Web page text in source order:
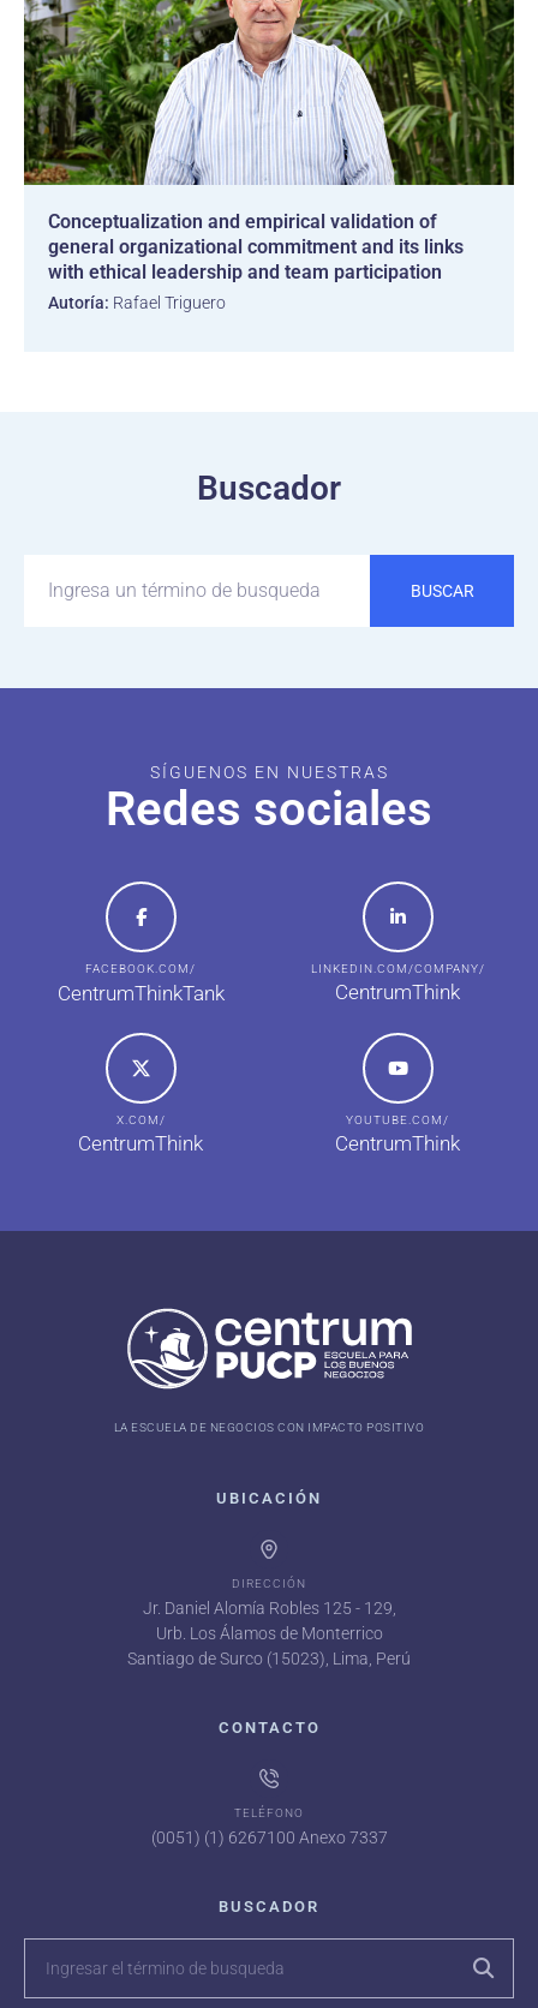
Conceptualization and empirical validation of
general organizational commitment and its links
with ethical leadership and team participation
Autoría: Rafael Triguero
Buscador
BUSCAR
SÍGUENOS EN NUESTRAS
Redes sociales
FACEBOOK.COM/
CentrumThinkTank
LINKEDIN.COM/COMPANY/
CentrumThink
X.COM/
CentrumThink
YOUTUBE.COM/
CentrumThink
LA ESCUELA DE NEGOCIOS CON IMPACTO POSITIVO
UBICACIÓN
DIRECCIÓN
Jr. Daniel Alomía Robles 125 - 129,
Urb. Los Álamos de Monterrico
Santiago de Surco (15023), Lima, Perú
CONTACTO
TELÉFONO
(0051) (1) 6267100 Anexo 7337
BUSCADOR